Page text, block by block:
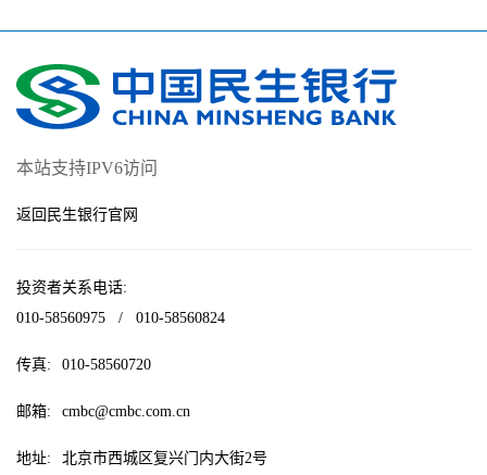
本站支持IPV6访问
返回民生银行官网
投资者关系电话:
010-58560975
/ 010-58560824
传真: 010-58560720
邮箱: cmbc@cmbc.com.cn
地址: 北京市西城区复兴门内大街2号